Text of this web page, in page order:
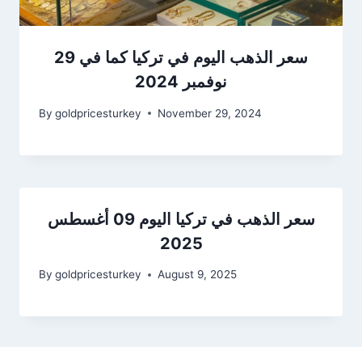
سعر الذهب اليوم في تركيا كما في 29
نوفمبر 2024
By goldpricesturkey November 29, 2024
سعر الذهب في تركيا اليوم 09 أغسطس
2025
By goldpricesturkey August 9, 2025